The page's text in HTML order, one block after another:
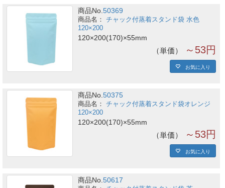
商品No.50369
チャック付蒸着スタンド袋 水色
120×200
120×200(170)×55mm
単価 ～53円
お気に入り
商品No.50375
チャック付蒸着スタンド袋オレンジ
120×200
120×200(170)×55mm
単価 ～53円
お気に入り
商品No.50617